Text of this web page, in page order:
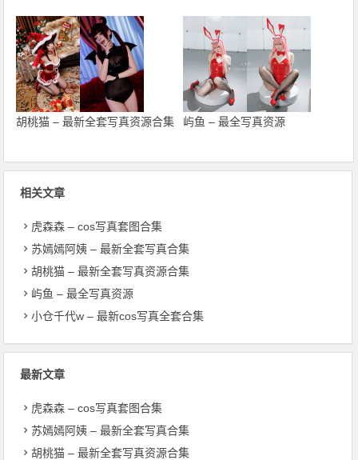
胡桃猫 – 最新全套写真资源合集 屿鱼 – 最全写真资源
相关文章
虎森森 – cos写真套图合集
苏嫣嫣阿姨 – 最新全套写真合集
胡桃猫 – 最新全套写真资源合集
屿鱼 – 最全写真资源
小仓千代w – 最新cos写真全套合集
最新文章
虎森森 – cos写真套图合集
苏嫣嫣阿姨 – 最新全套写真合集
胡桃猫 – 最新全套写真资源合集